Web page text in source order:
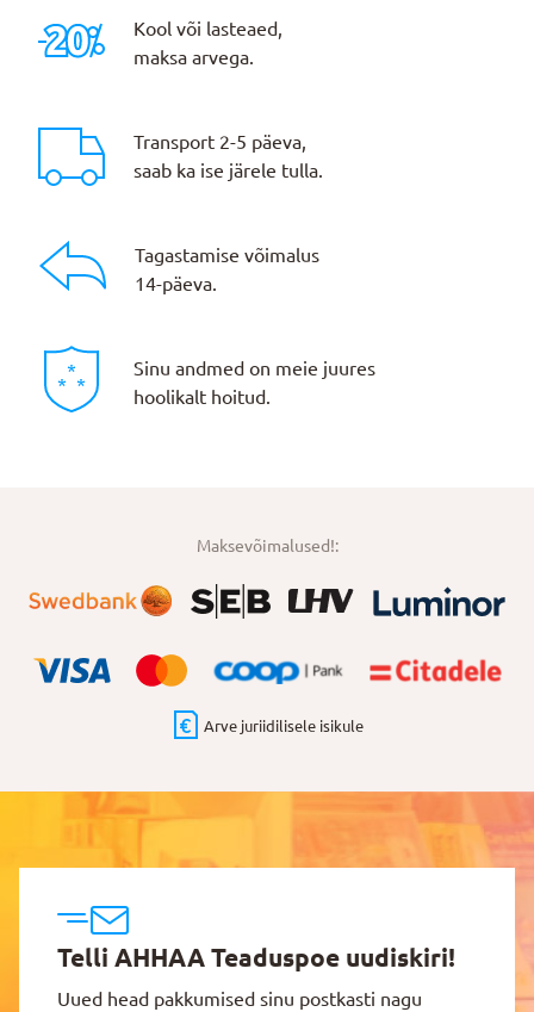
Kool või lasteaed,
maksa arvega.
Transport 2-5 päeva,
saab ka ise järele tulla.
Tagastamise võimalus
14-päeva.
Sinu andmed on meie juures
hoolikalt hoitud.
Maksevõimalused!:
Arve juriidilisele isikule
Telli AHHAA Teaduspoe uudiskiri!
Uued head pakkumised sinu postkasti nagu